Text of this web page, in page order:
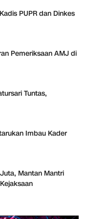
PUPR dan Dinkes
Pemeriksaan AMJ di
Tuntas,
Imbau Kader
Mantan Mantri